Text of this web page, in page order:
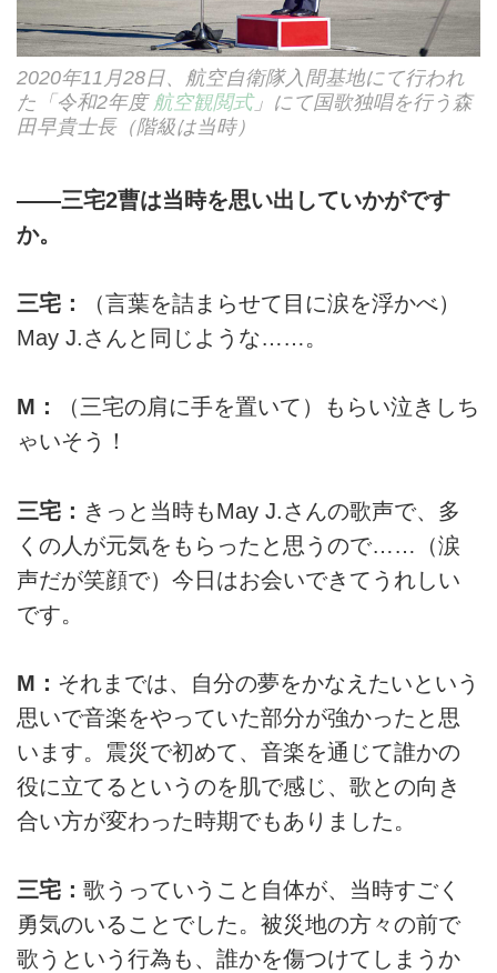
2020年11月28日、航空自衛隊入間基地にて行われ
た「令和2年度 航空観閲式」にて国歌独唱を行う森
田早貴士長（階級は当時）
――三宅2曹は当時を思い出していかがです
か。
三宅：
（言葉を詰まらせて目に涙を浮かべ）
May J.さんと同じような……。
M：
（三宅の肩に手を置いて）もらい泣きしち
ゃいそう！
三宅： きっと当時もMay J.さんの歌声で、多
くの人が元気をもらったと思うので……（涙
声だが笑顔で）今日はお会いできてうれしい
です。
M： それまでは、自分の夢をかなえたいという
思いで音楽をやっていた部分が強かったと思
います。震災で初めて、音楽を通じて誰かの
役に立てるというのを肌で感じ、歌との向き
合い方が変わった時期でもありました。
三宅： 歌うっていうこと自体が、当時すごく
勇気のいることでした。被災地の方々の前で
歌うという行為も、誰かを傷つけてしまうか